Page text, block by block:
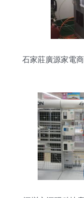
石家莊廣源家電